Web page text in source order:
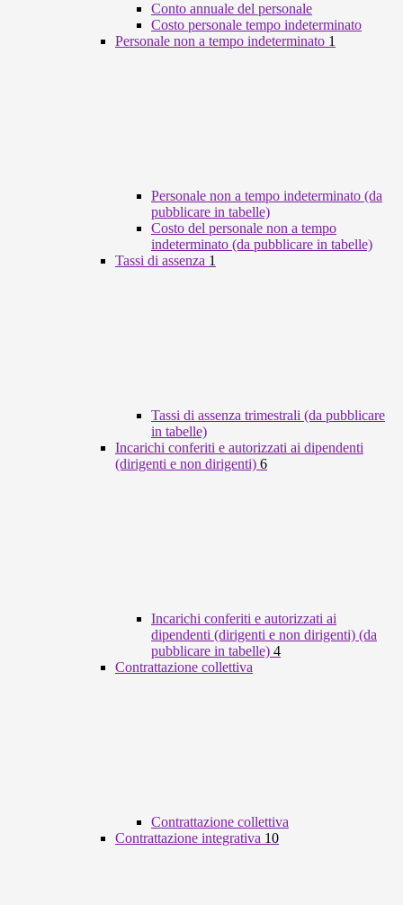
Conto annuale del personale
Costo personale tempo indeterminato
Personale non a tempo indeterminato 1
Personale non a tempo indeterminato (da
pubblicare in tabelle)
Costo del personale non a tempo
indeterminato (da pubblicare in tabelle)
Tassi di assenza 1
Tassi di assenza trimestrali (da pubblicare
in tabelle)
Incarichi conferiti e autorizzati ai dipendenti
(dirigenti e non dirigenti) 6
Incarichi conferiti e autorizzati ai
dipendenti (dirigenti e non dirigenti) (da
pubblicare in tabelle) 4
Contrattazione collettiva
Contrattazione collettiva
Contrattazione integrativa 10